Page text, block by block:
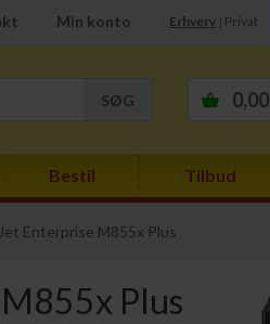
Min konto Erhverv Privat
0,00
Bestil Tilbud
Enterprise M855x Plus
Plus